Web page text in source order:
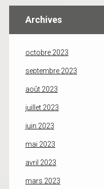
Archives
octobre 2023
septembre 2023
août 2023
juillet 2023
juin 2023
mai 2023
avril 2023
mars 2023